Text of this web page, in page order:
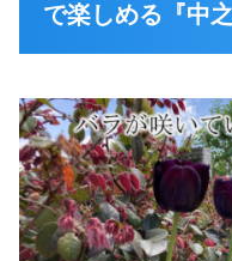
で楽しめる『中